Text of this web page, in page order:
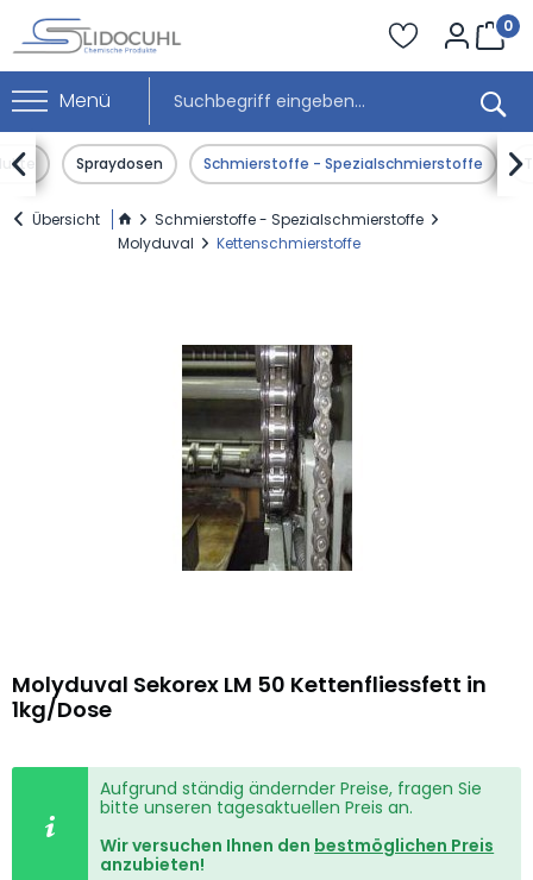
Menü
0
Spraydosen Schmierstoffe - Spezialschmierstoffe
 
Übersicht
Schmierstoffe - Spezialschmierstoffe
Molyduval
Kettenschmierstoffe
Molyduval Sekorex LM 50 Kettenfliessfett in
1kg/Dose
Aufgrund ständig ändernder Preise, fragen Sie
bitte unseren tagesaktuellen Preis an.
Wir versuchen Ihnen den bestmöglichen Preis
anzubieten!